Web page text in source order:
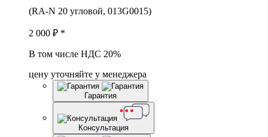
(RA-N 20 угловой, 013G0015)
2 000 ₽ *
В том числе НДС 20%
цену уточняйте у менеджера
Гарантия
Консультация